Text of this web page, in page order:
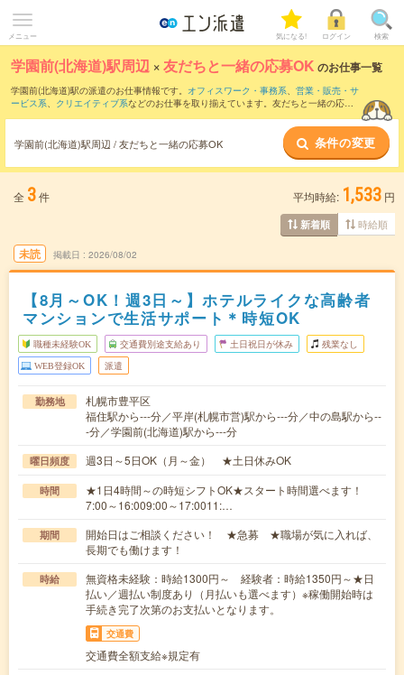
メニュー 気になる! ログイン 検索
学園前(北海道)駅周辺 ×友だちと一緒の応募OK のお仕事一覧
学園前(北海道)駅の派遣のお仕事情報です。 オフィスワーク・事務系、 営業・販売・サ
ービス系、 クリエイティブ系などのお仕事を取り揃えています。友だちと一緒の応募
学園前(北海道)駅周辺 / 友だちと一緒の応募OK 条件の変更
全 3件 平均時給: 1,533 円
新着順 時給順
未読 掲載日 2026/08/02
【8月～OK！週3日～】ホテルライクな高齢者
マンションで生活サポート＊時短OK
職種未経験OK 交通費別途支給あり 土日祝日が休み 残業なし
WEB登録OK 派遣
勤務地
札幌市豊平区
福住駅から---分／平岸(札幌市営)駅から---分／中の島駅から--
-分／学園前(北海道)駅から---分
曜日頻度 週3日～5日OK（月～金） ★土日休みOK
時間
★1日4時間～の時短シフトOK★スタート時間選べます！
7:00～16:009:00～17:0011:…
期間
開始日はご相談ください！ ★急募 ★職場が気に入れば、
長期でも働けます！
時給
無資格未経験：時給1300円～ 経験者：時給1350円～★日
払い／週払い制度あり（月払いも選べます）※稼働開始時は
手続き完了次第のお支払いとなります。
交通費
交通費全額支給※規定有